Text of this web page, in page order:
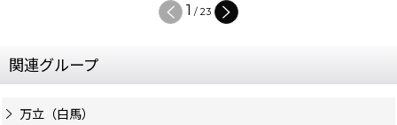
1 / 23
関連グループ
万立（白馬）